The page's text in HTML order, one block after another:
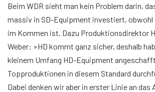
Beim WDR sieht man kein Problem darin,
massiv in SD-Equipment investiert, obwohl
im Kommen ist. Dazu Produktionsdirektor
Weber: »HD kommt ganz sicher, deshalb
kleinem Umfang HD-Equipment
Topproduktionen in diesem Standard
Dabei denken wir aber in erster Linie an das